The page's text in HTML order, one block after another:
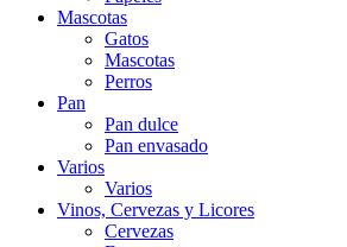
Mascotas
Gatos
Mascotas
Perros
Pan
Pan dulce
Pan envasado
Varios
Varios
Vinos, Cervezas y Licores
Cervezas